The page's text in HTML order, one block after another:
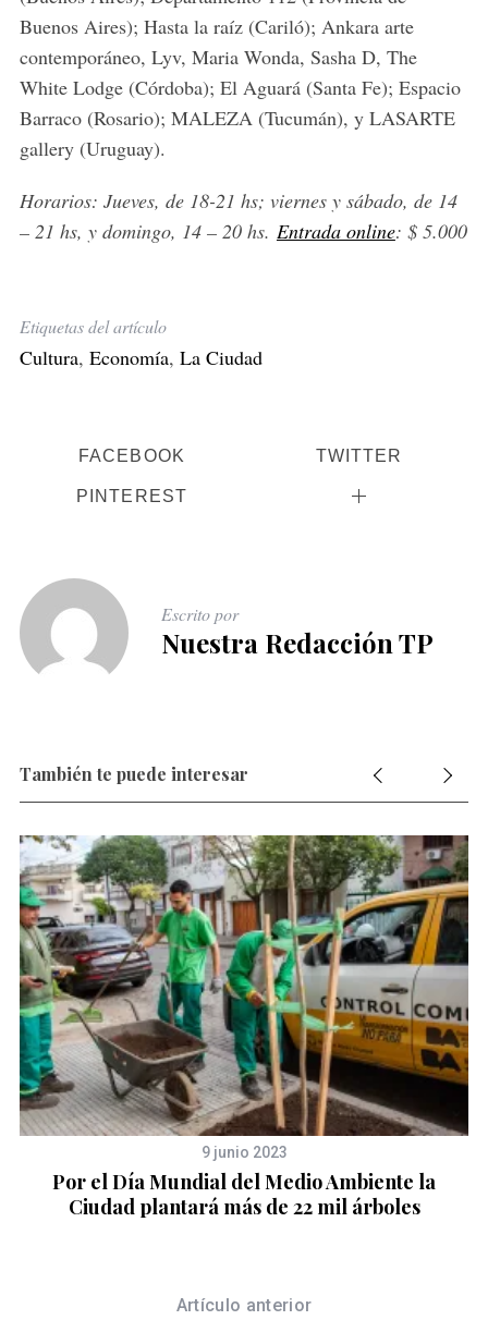
Buenos Aires); Hasta la raíz (Cariló); Ankara arte
contemporáneo, Lyv, Maria Wonda, Sasha D, The
White Lodge (Córdoba); El Aguará (Santa Fe); Espacio
Barraco (Rosario); MALEZA (Tucumán), y LASARTE
gallery (Uruguay).
Horarios: Jueves, de 18-21 hs; viernes y sábado, de 14
– 21 hs, y domingo, 14 – 20 hs. Entrada online: $ 5.000
Etiquetas del artículo
Cultura, Economía, La Ciudad
FACEBOOK TWITTER
PINTEREST
Escrito por
Nuestra Redacción TP
También te puede interesar
9 junio 2023
Por el Día Mundial del Medio Ambiente la
Ciudad plantará más de 22 mil árboles
Artículo anterior